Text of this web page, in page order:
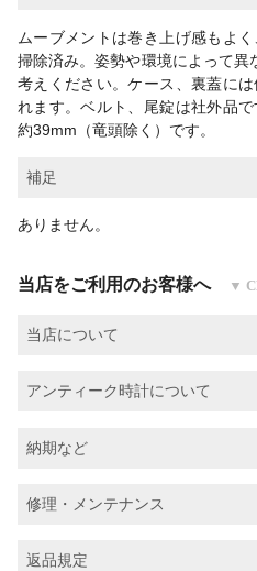
ムーブメントは巻き上げ感もよ
掃除済み。姿勢や環境によって異
考えください。ケース、裏蓋に
れます。ベルト、尾錠は社外品
約39mm（竜頭除く）です。
補足
ありません。
当店をご利用のお客様へ
当店について
アンティーク時計について
納期など
修理・メンテナンス
返品規定